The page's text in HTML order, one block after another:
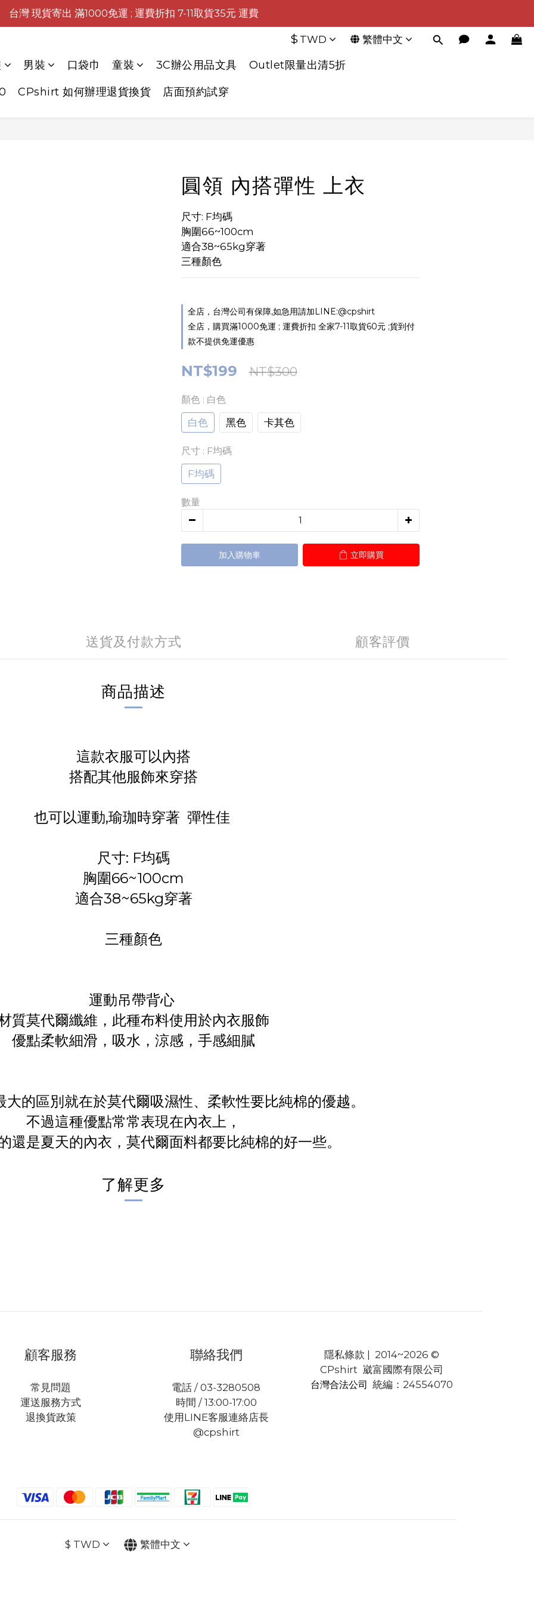
台灣 現貨寄出 滿1000免運 ; 運費折扣 7-11取貨35元 運費
$ TWD 繁體中文
男裝 口袋巾 童裝 3C辦公用品文具 Outlet限量出清5折
CPshirt 如何辦理退貨換貨 店面預約試穿
圓領 內搭彈性 上衣
尺寸: F均碼
胸圍66~100cm
適合38~65kg穿著
三種顏色
全店，台灣公司有保障,如急用請加LINE:@cpshirt
全店，購買滿1000免運 ; 運費折扣 全家7-11取貨60元 ;貨到付
款不提供免運優惠
NT$199 NT$300
顏色 : 白色
白色 黑色 卡其色
尺寸 : F均碼
F均碼
數量
加入購物車 立即購買
送貨及付款方式 顧客評價
商品描述
這款衣服可以內搭
搭配其他服飾來穿搭
也可以運動,瑜珈時穿著 彈性佳
尺寸: F均碼
胸圍66~100cm
適合38~65kg穿著
三種顏色
運動吊帶背心
質莫代爾纖維，此種布料使用於內衣服飾
優點柔軟細滑，吸水，涼感，手感細膩
大的區別就在於莫代爾吸濕性、柔軟性要比純棉的優越。
不過這種優點常常表現在內衣上，
還是夏天的內衣，莫代爾面料都要比純棉的好一些。
了解更多
顧客服務
常見問題
運送服務方式
退換貨政策
聯絡我們
電話 / 03-3280508
時間 / 13:00-17:00
使用LINE客服連絡店長
@cpshirt
隱私條款 | 2014~2026 ©
CPshirt 崴富國際有限公司
台灣合法公司 統編：24554070
$ TWD 繁體中文